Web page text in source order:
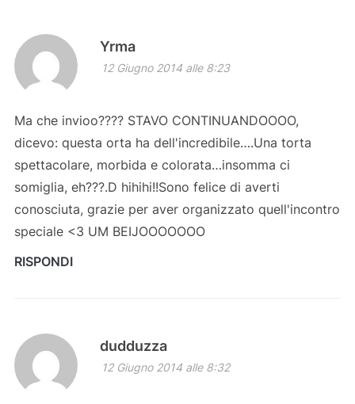
Yrma
12 Giugno 2014 alle 8:23
Ma che invioo???? STAVO CONTINUANDOOOO,
dicevo: questa orta ha dell'incredibile….Una torta
spettacolare, morbida e colorata…insomma ci
somiglia, eh???.D hihihi!!Sono felice di averti
conosciuta, grazie per aver organizzato quell'incontro
speciale <3 UM BEIJOOOOOOO
RISPONDI
dudduzza
12 Giugno 2014 alle 8:32